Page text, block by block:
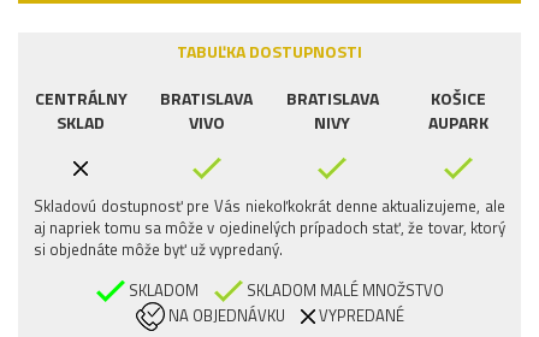
TABUĽKA DOSTUPNOSTI
CENTRÁLNY
SKLAD
BRATISLAVA
VIVO
BRATISLAVA
NIVY
KOŠICE
AUPARK
Skladovú dostupnosť pre Vás niekoľkokrát denne aktualizujeme, ale
aj napriek tomu sa môže v ojedinelých prípadoch stať, že tovar, ktorý
si objednáte môže byť už vypredaný.
SKLADOM
SKLADOM MALÉ MNOŽSTVO
NA OBJEDNÁVKU
VYPREDANÉ